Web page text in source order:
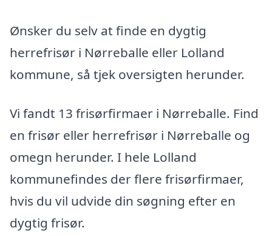
Ønsker du selv at finde en dygtig
herrefrisør i Nørreballe eller Lolland
kommune, så tjek oversigten herunder.
Vi fandt 13 frisørfirmaer i Nørreballe. Find
en frisør eller herrefrisør i Nørreballe og
omegn herunder. I hele Lolland
kommunefindes der flere frisørfirmaer,
hvis du vil udvide din søgning efter en
dygtig frisør.